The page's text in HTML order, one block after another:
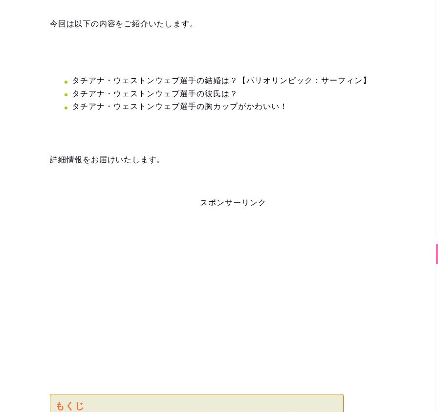
今回は以下の内容をご紹介いたします。
タチアナ・ウェストンウェブ選手の結婚は？【パリオリンピック：サーフィン】
タチアナ・ウェストンウェブ選手の彼氏は？
タチアナ・ウェストンウェブ選手の胸カップがかわいい！
詳細情報をお届けいたします。
スポンサーリンク
もくじ